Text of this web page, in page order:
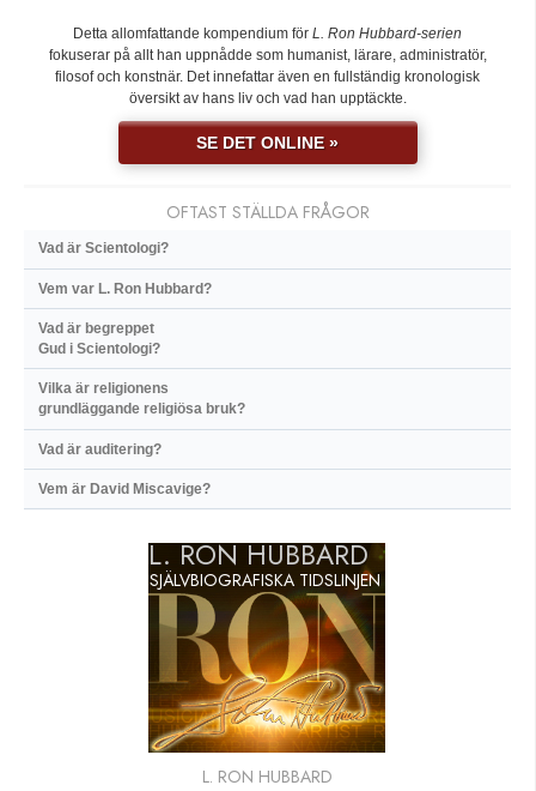
Detta allomfattande kompendium för L. Ron Hubbard-serien
fokuserar på allt han uppnådde som humanist, lärare, administratör,
filosof och konstnär. Det innefattar även en fullständig kronologisk
översikt av hans liv och vad han upptäckte.
SE DET ONLINE »
OFTAST STÄLLDA FRÅGOR
Vad är Scientologi?
Vem var L. Ron Hubbard?
Vad är begreppet
Gud i Scientologi?
Vilka är religionens
grundläggande religiösa bruk?
Vad är auditering?
Vem är David Miscavige?
L. RON HUBBARD
SJÄLVBIOGRAFISKA TIDSLINJEN
L. RON HUBBARD